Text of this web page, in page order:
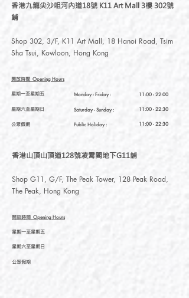
11:00 - 22:00
11:00 - 22:30
11:00 - 22:30
香港九龍尖沙咀河內道18號 K11 Art Mall 3樓 302號
鋪
Shop 302, 3/F, K11 Art Mall, 18 Hanoi Road, Tsim
Sha Tsui, Kowloon, Hong Kong
開放時間 Opening Hours
星期一至星期五
星期六至星期日
公眾假期
Monday - Friday :
Saturday- Sunday :
Public Holiday :
香港山頂山頂道128號凌霄閣地下G11舖
Shop G11, G/F, The Peak Tower, 128 Peak Road,
The Peak, Hong Kong
開放時間 Opening Hours
星期一至星期五
星期六至星期日
公眾假期